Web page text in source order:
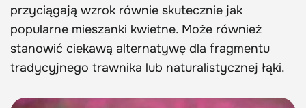
przyciągają wzrok równie skutecznie jak
popularne mieszanki kwietne. Może również
stanowić ciekawą alternatywę dla fragmentu
tradycyjnego trawnika lub naturalistycznej łąki.